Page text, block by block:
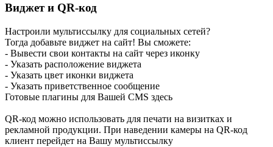
Виджет и QR-код
Настроили мультиссылку для социальных сетей?
Тогда добавьте виджет на сайт! Вы сможете:
- Вывести свои контакты на сайт через иконку
- Указать расположение виджета
- Указать цвет иконки виджета
- Указать приветственное сообщение
Готовые плагины для Вашей CMS здесь
QR-код можно использовать для печати на визитках и
рекламной продукции. При наведении камеры на QR-код
клиент перейдет на Вашу мультиссылку